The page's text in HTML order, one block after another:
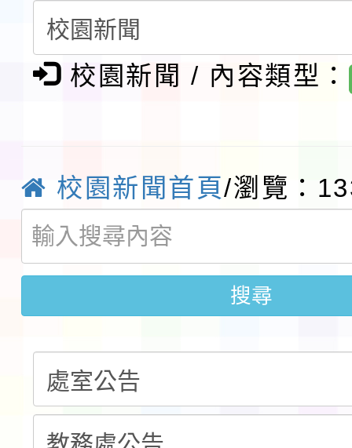
請一案
報
淨零綠領人才培育課程
檢送桃園市115學年度
實施要點各1份
程
函轉國家通訊傳播委員
鎮韌性（防空）演習－
速演練執行計畫」
「115年金融知識線上
法」
本校115學年度第1學
第3次招考代課鐘點教
告(不再辦理後續甄選)
檢送「桃園市115學年
賽實施要點」1份
本市「115學年度學生
程安排一案
「桃園市補助參觀特色
校園新聞 / 內容類型：
校園新聞首頁/瀏覽：
搜尋